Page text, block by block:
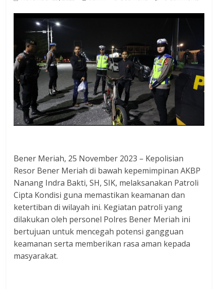
Bener Meriah, 25 November 2023 – Kepolisian
Resor Bener Meriah di bawah kepemimpinan AKBP
Nanang Indra Bakti, SH, SIK, melaksanakan Patroli
Cipta Kondisi guna memastikan keamanan dan
ketertiban di wilayah ini. Kegiatan patroli yang
dilakukan oleh personel Polres Bener Meriah ini
bertujuan untuk mencegah potensi gangguan
keamanan serta memberikan rasa aman kepada
masyarakat.